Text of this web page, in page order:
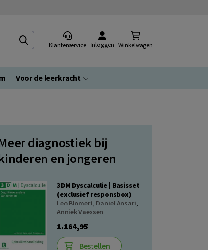
Klantenservice Inloggen Winkelwagen
Voor de leerkracht
diagnostiek bij
en jongeren
3DM Dyscalculie | Basisset
(exclusief responsbox)
Leo Blomert, Daniel Ansari,
Anniek Vaessen
1.164,95
Bestellen